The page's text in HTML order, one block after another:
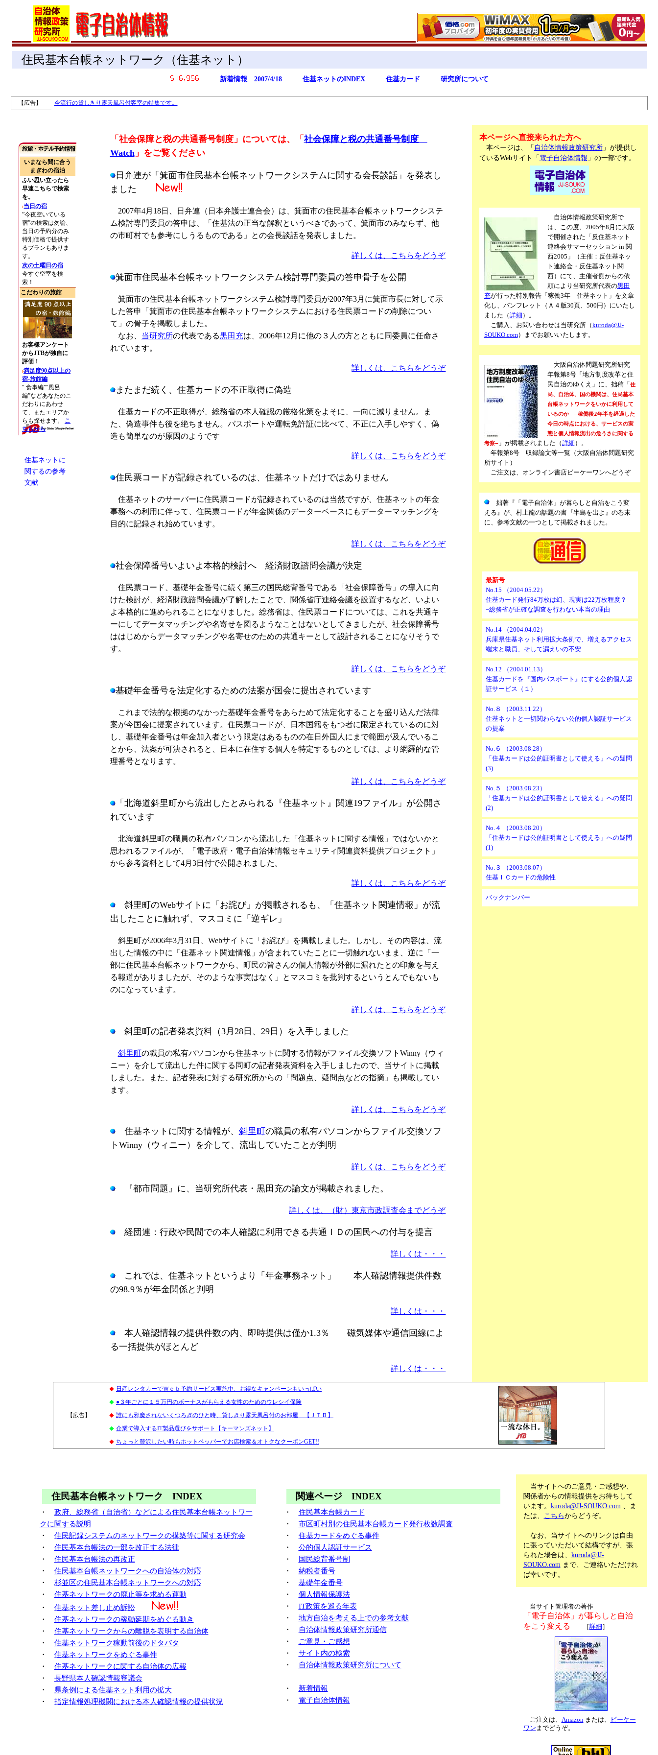
住民基本台帳ネットワーク（住基ネット）
新着情報 2007/4/18 住基ネットのINDEX 住基カード 研究所について
【広告】 今流行の貸しきり露天風呂付客室の特集です。
住基ネットに
関するの参考
文献
「社会保障と税の共通番号制度」については、「 社会保障と税の共通番号制度
Watch」をご覧ください
日弁連が「箕面市住民基本台帳ネットワークシステムに関する会長談話」を発表し
ました
2007年4月18日、日弁連（日本弁護士連合会）は、箕面市の住民基本台帳ネットワークシステ
ム検討専門委員の答申は、「住基法の正当な解釈というべきであって、箕面市のみならず、他
の市町村でも参考にしうるものである」との会長談話を発表しました。
詳しくは、こちらをどうぞ
箕面市住民基本台帳ネットワークシステム検討専門委員の答申骨子を公開
箕面市の住民基本台帳ネットワークシステム検討専門委員が2007年3月に箕面市長に対して示
した答申「箕面市の住民基本台帳ネットワークシステムにおける住民票コードの削除につい
て」の骨子を掲載しました。
なお、 当研究所の代表である黒田充は、2006年12月に他の３人の方とともに同委員に任命さ
れています。
詳しくは、こちらをどうぞ
またまだ続く、住基カードの不正取得に偽造
住基カードの不正取得が、総務省の本人確認の厳格化策をよそに、一向に減りません。ま
た、偽造事件も後を絶ちません。パスポートや運転免許証に比べて、不正に入手しやすく、偽
造も簡単なのが原因のようです
詳しくは、こちらをどうぞ
住民票コードが記録されているのは、住基ネットだけではありません
住基ネットのサーバーに住民票コードが記録されているのは当然ですが、住基ネットの年金
事務への利用に伴って、住民票コードが年金関係のデーターベースにもデーターマッチングを
目的に記録され始めています。
詳しくは、こちらをどうぞ
社会保障番号いよいよ本格的検討へ 経済財政諮問会議が決定
住民票コード、基礎年金番号に続く第三の国民総背番号である「社会保障番号」の導入に向
けた検討が、経済財政諮問会議が了解したことで、関係省庁連絡会議を設置するなど、いよい
よ本格的に進められることになりました。総務省は、住民票コードについては、これを共通キ
ーにしてデータマッチングや名寄せを図るようなことはないとしてきましたが、社会保障番号
ははじめからデータマッチングや名寄せのための共通キーとして設計されることになりそうで
す。
詳しくは、こちらをどうぞ
基礎年金番号を法定化するための法案が国会に提出されています
これまで法的な根拠のなかった基礎年金番号をあらためて法定化することを盛り込んだ法律
案が今国会に提案されています。住民票コードが、日本国籍をもつ者に限定されているのに対
し、基礎年金番号は年金加入者という限定はあるものの在日外国人にまで範囲が及んでいるこ
とから、法案が可決されると、日本に在住する個人を特定するものとしては、より網羅的な管
理番号となります。
詳しくは、こちらをどうぞ
「北海道斜里町から流出したとみられる『住基ネット』関連19ファイル」が公開さ
れています
北海道斜里町の職員の私有パソコンから流出した「住基ネットに関する情報」ではないかと
思われるファイルが、「電子政府・電子自治体情報セキュリティ関連資料提供プロジェクト」
から参考資料として4月3日付で公開されました。
詳しくは、こちらをどうぞ
斜里町のWebサイトに「お詫び」が掲載されるも、「住基ネット関連情報」が流
出したことに触れず、マスコミに「逆ギレ」
斜里町が2006年3月31日、Webサイトに「お詫び」を掲載しました。しかし、その内容は、流
出した情報の中に「住基ネット関連情報」が含まれていたことに一切触れないまま、逆に「一
部に住民基本台帳ネットワークから、町民の皆さんの個人情報が外部に漏れたとの印象を与え
る報道がありましたが、そのような事実はなく」とマスコミを批判するというとんでもないも
のになっています。
詳しくは、こちらをどうぞ
斜里町の記者発表資料（3月28日、29日）を入手しました
斜里町の職員の私有パソコンから住基ネットに関する情報がファイル交換ソフトWinny（ウィ
ニー）を介して流出した件に関する同町の記者発表資料を入手しましたので、当サイトに掲載
しました。また、記者発表に対する研究所からの「問題点、疑問点などの指摘」も掲載してい
ます。
詳しくは、こちらをどうぞ
住基ネットに関する情報が、 斜里町 の職員の私有パソコンからファイル交換ソフ
トWinny（ウィニー）を介して、流出していたことが判明
詳しくは、こちらをどうぞ
『都市問題』に、当研究所代表・黒田充の論文が掲載されました。
詳しくは、（財）東京市政調査会までどうぞ
経団連：行政や民間での本人確認に利用できる共通ＩＤの国民への付与を提言
詳しくは・・・
これでは、住基ネットというより「年金事務ネット」 本人確認情報提供件数
の98.9％が年金関係と判明
詳しくは・・・
本人確認情報の提供件数の内、即時提供は僅か1.3％ 磁気媒体や通信回線によ
る一括提供がほとんど
詳しくは・・・
本ページへ直接来られた方へ
本ページは、「 自治体情報政策研究所」が提供し
ているWebサイト「電子自治体情報 」の一部です。
自治体情報政策研究所で
は、この度、2005年8月に大阪
で開催された「反住基ネット
連絡会サマーセッション in 関
西2005」（主催：反住基ネッ
ト連絡会・反住基ネット関
西）にて、主催者側からの依
頼により当研究所代表の黒田
充が行った特別報告「稼働3年 住基ネット」を文章
化し、パンフレット（Ａ４版30頁、500円）にいたし
ました（詳細 ）。
ご購入、お問い合わせは当研究所（kuroda@JJ-
SOUKO.com）までお願いいたします。
大阪自治体問題研究所研究
年報第8号「地方制度改革と住
民自治のゆくえ」に、拙稿「 住
民、自治体、国の機関は、住民基本
台帳ネットワークをいかに利用して
いるのか −稼働後2年半を経過した
今日の時点における、サービスの実
態と個人情報流出の危うさに関する
考察−」が掲載されました（詳細 ）。
年報第8号 収録論文等一覧（大阪自治体問題研究
所サイト）
ご注文は、オンライン書店ビーケーワンへどうぞ
拙著『「電子自治体」が暮らしと自治をこう変
える』が、村上龍の話題の書『半島を出よ』の巻末
に、参考文献の一つとして掲載されました。
最新号
No.15 （2004.05.22）
住基カード発行84万枚は幻、現実は22万枚程度？
−総務省が正確な調査を行わない本当の理由
No.14 （2004.04.02）
兵庫県住基ネット利用拡大条例で、増えるアクセス
端末と職員、そして漏えいの不安
No.12 （2004.01.13）
住基カードを『国内パスポート』にする公的個人認
証サービス（１）
No.８ （2003.11.22）
住基ネットと一切関わらない公的個人認証サービス
の提案
No.６ （2003.08.28）
「住基カードは公的証明書として使える」への疑問
(3)
No.５ （2003.08.23）
「住基カードは公的証明書として使える」への疑問
(2)
No.４ （2003.08.20）
「住基カードは公的証明書として使える」への疑問
(1)
No.３ （2003.08.07）
住基ＩＣカードの危険性
バックナンバー
【広告】
◆ 日産レンタカーでＷｅｂ予約サービス実施中、お得なキャンペーンもいっぱい
◆ ●３年ごとに１５万円のボーナスがもらえる女性のためのウレシイ保険
◆ 誰にも邪魔されないくつろぎのひと時、貸しきり露天風呂付のお部屋 【ＪＴＢ】
◆ 企業で導入するIT製品選びをサポート【キーマンズネット】
◆ ちょっと贅沢したい時もホットペッパーでお店検索＆オトクなクーポンGET!!
住民基本台帳ネットワーク INDEX
・ 政府、総務省（自治省）などによる住民基本台帳ネットワー
クに関する説明
・ 住民記録システムのネットワークの構築等に関する研究会
・ 住民基本台帳法の一部を改正する法律
・ 住民基本台帳法の再改正
・ 住民基本台帳ネットワークへの自治体の対応
・ 杉並区の住民基本台帳ネットワークへの対応
・ 住基ネットワークの廃止等を求める運動
・ 住基ネット差し止め訴訟
・ 住基ネットワークの稼動延期をめぐる動き
・ 住基ネットワークからの離脱を表明する自治体
・ 住基ネットワーク稼動前後のドタバタ
・ 住基ネットワークをめぐる事件
・ 住基ネットワークに関する自治体の広報
・ 長野県本人確認情報審議会
・ 県条例による住基ネット利用の拡大
・ 指定情報処理機関における本人確認情報の提供状況
関連ページ INDEX
・ 住民基本台帳カード
・ 市区町村別の住民基本台帳カード発行枚数調査
・ 住基カードをめぐる事件
・ 公的個人認証サービス
・ 国民総背番号制
・ 納税者番号
・ 基礎年金番号
・ 個人情報保護法
・ IT政策を巡る年表
・ 地方自治を考える上での参考文献
・
自治体情報政策研究所通信
・
ご意見・ご感想
・ サイト内の検索
・
自治体情報政策研究所について
・ 新着情報
・ 電子自治体情報
当サイトへのご意見・ご感想や、
関係者からの情報提供をお待ちして
います。 kuroda@JJ-SOUKO.com、ま
たは、 こちらからどうぞ。
なお、当サイトへのリンクは自由
に張っていただいて結構ですが、張
られた場合は、 kuroda@JJ-
SOUKO.comまで、ご連絡いただけれ
ば幸いです。
当サイト管理者の著作
「電子自治体」が暮らしと自治
をこう変える
［詳細 ］
ご注文は、 Amazonまたは、
ビーケー
ワン までどうぞ。